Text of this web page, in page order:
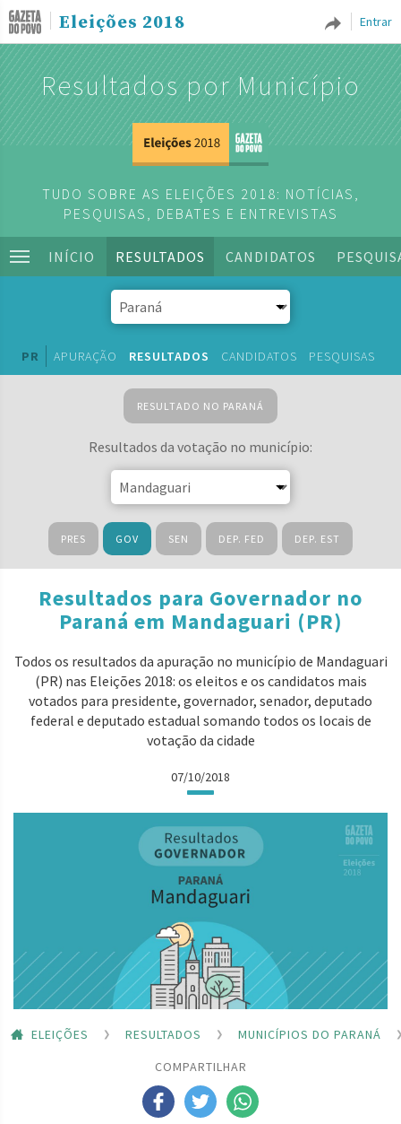
Entrar
Eleições 2018
Resultados por Município
TUDO SOBRE AS ELEIÇÕES 2018: NOTÍCIAS,
PESQUISAS, DEBATES E ENTREVISTAS
INÍCIO RESULTADOS CANDIDATOS
PR APURAÇÃO RESULTADOS CANDIDATOS PESQUISAS
RESULTADO NO PARANÁ
Resultados da votação no município:
PRES GOV SEN DEP. FED DEP. EST
Resultados para Governador no
Paraná em Mandaguari (PR)
Todos os resultados da apuração no município de Mandaguari
(PR) nas Eleições 2018: os eleitos e os candidatos mais
votados para presidente, governador, senador, deputado
federal e deputado estadual somando todos os locais de
votação da cidade
07/10/2018
ELEIÇÕES RESULTADOS
MUNICÍPIOS DO PARANÁ
COMPARTILHAR